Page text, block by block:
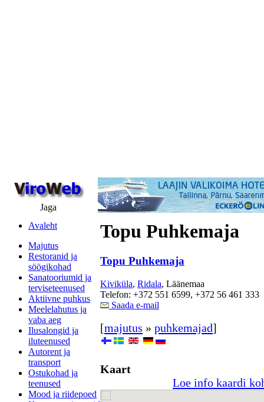
Jaga
Avaleht
Majutus
Restoranid ja
söögikohad
Sanatooriumid ja
terviseteenused
Aktiivne puhkus
Meelelahutus ja
vaba aeg
Ilusalongid ja
iluteenused
Autorent ja
transport
Ostukohad ja
teenused
Mood ja riidepoed
Topu Puhkemaja
Topu Puhkemaja
Kiviküla, Ridala, Läänemaa
Telefon: +372 551 6599, +372 56 461 333
Saada e-mail
[majutus » puhkemajad]
Kaart
Loe info kaardi